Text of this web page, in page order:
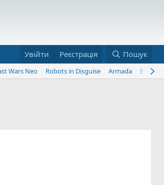
Увійти Реєстрація Пошук
Wars Neo Robots in Disguise Armada